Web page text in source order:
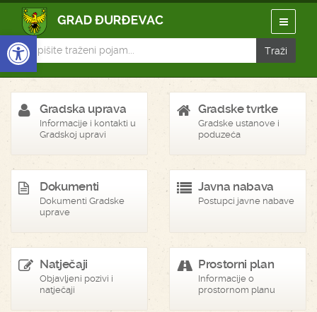
Open toolbar
Gradska uprava
Informacije i kontakti u
Gradskoj upravi
Gradske tvrtke
Gradske ustanove i
poduzeća
Dokumenti
Dokumenti Gradske
uprave
Javna nabava
Postupci javne nabave
Natječaji
Objavljeni pozivi i
natječaji
Prostorni plan
Informacije o
prostornom planu